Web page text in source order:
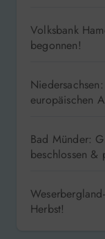
Volksbank
begonnen!
europäischen
Bad Münder:
beschlossen &
Herbst!